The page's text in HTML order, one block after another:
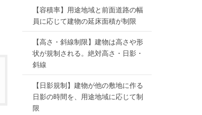
【容積率】用途地域と前面道路の幅
員に応じて建物の延床面積が制限
【高さ・斜線制限】建物は高さや形
状が規制される。絶対高さ・日影・
斜線
【日影規制】建物が他の敷地に作る
日影の時間を、用途地域に応じて制
限